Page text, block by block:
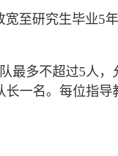
宽至研究生毕业5
最多不超过5人，
一名。每位指